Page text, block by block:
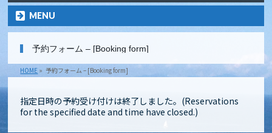
MENU
予約フォーム – [Booking form]
HOME » 予約フォーム – [Booking form]
指定日時の予約受け付けは終了しました。(Reservations
for the specified date and time have closed.)